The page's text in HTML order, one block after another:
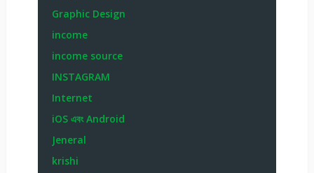
Graphic Design
income
income source
INSTAGRAM
Internet
iOS এবং Android
Jeneral
krishi